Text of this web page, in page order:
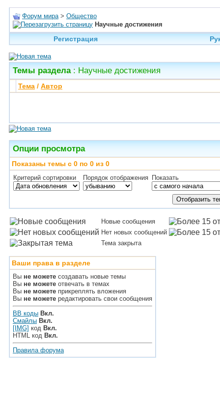
Форум мира > Общество
Научные достижения
Регистрация
Темы раздела: Научные достижения
Тема / Автор
Опции просмотра
Показаны темы с 0 по 0 из 0
Критерий сортировки Порядок отображения Показать
Новые сообщения
Нет новых сообщений
Тема закрыта
Ваши права в разделе
Вы не можете создавать новые темы
Вы не можете отвечать в темах
Вы не можете прикреплять вложения
Вы не можете редактировать свои сообщения
BB коды Вкл.
Смайлы Вкл.
[IMG] код Вкл.
HTML код Вкл.
Правила форума